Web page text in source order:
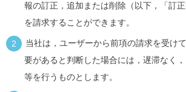
報の訂正，追加または削除（以下，「訂正
を請求することができます。
当社は，ユーザーから前項の請求を受け
要があると判断した場合には，遅滞なく
等を行うものとします。